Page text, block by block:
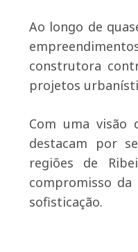
Ao longo de
construtora
projetos
Com uma visão
destacam por
regiões de
compromisso
sofisticação.